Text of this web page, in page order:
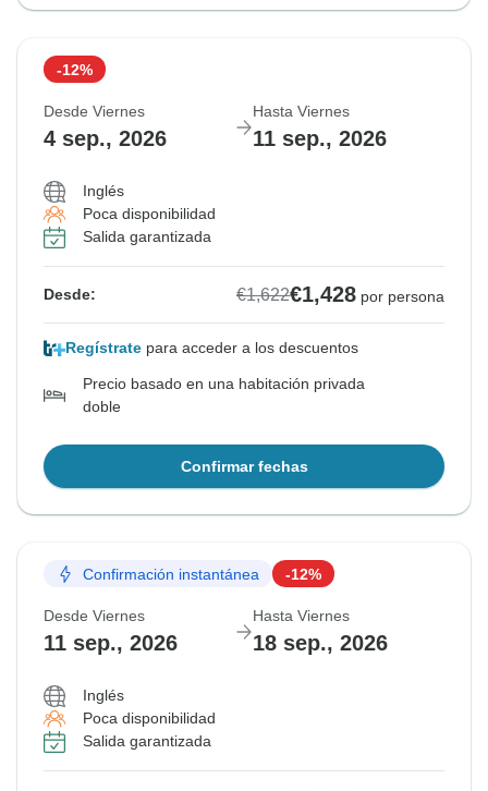
-12%
Desde Viernes
4 sep., 2026
Hasta Viernes
11 sep., 2026
Inglés
Poca disponibilidad
Salida garantizada
Desde: €1,622€1,428 por persona
Regístrate para acceder a los descuentos
Precio basado en una habitación privada
doble
Confirmar fechas
Confirmación instantánea -12%
Desde Viernes
11 sep., 2026
Hasta Viernes
18 sep., 2026
Inglés
Poca disponibilidad
Salida garantizada